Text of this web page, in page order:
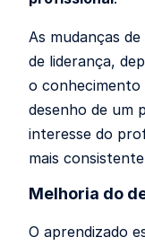
As mudanças
de liderança,
o conhecimento
desenho de um
interesse do
mais
Melhoria do
O aprendizado